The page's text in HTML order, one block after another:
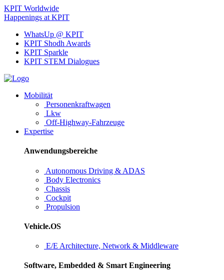
KPIT Worldwide
Happenings at KPIT
WhatsUp @ KPIT
KPIT Shodh Awards
KPIT Sparkle
KPIT STEM Dialogues
Mobilität
Personenkraftwagen
Lkw
Off-Highway-Fahrzeuge
Expertise
Anwendungsbereiche
Autonomous Driving & ADAS
Body Electronics
Chassis
Cockpit
Propulsion
Vehicle.OS
E/E Architecture, Network & Middleware
Software, Embedded & Smart Engineering